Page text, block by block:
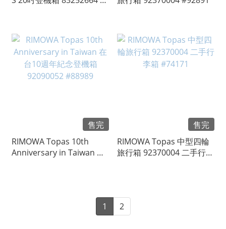
售完
RIMOWA Topas 10th
Anniversary in Taiwan 在
售完
RIMOWA Topas 中型四輪
旅行箱 92370004 二手行李
1 2